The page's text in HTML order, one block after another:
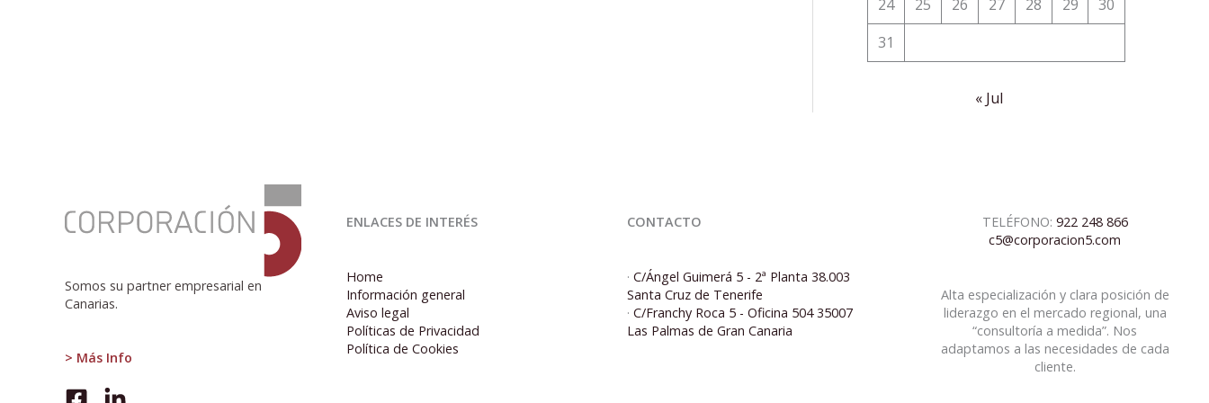
24
25 26 27 28 29
30
31
« Jul
Somos su partner empresarial en
Canarias.
> Más Info
ISTAC
publica
Poder
ENLACES DE INTERÉS
Home
Información general
Aviso legal
Políticas de Privacidad
Política de Cookies
CONTACTO
· C/Ángel Guimerá 5 - 2ª Planta 38.003
Santa Cruz de Tenerife
· C/Franchy Roca 5 - Oficina 504 35007
Las Palmas de Gran Canaria
TELÉFONO: 922 248 866
c5@corporacion5.com
Alta especialización y clara posición de
liderazgo en el mercado regional, una
“consultoría a medida”. Nos
adaptamos a las necesidades de cada
cliente.